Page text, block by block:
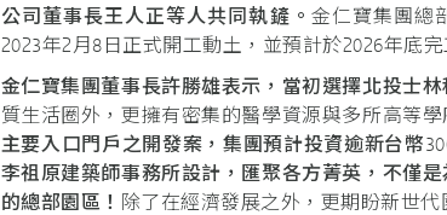
公司董事長王人正等人共同執鏟。 金仁寶集團總
2023年2月8日正式開工動土，並預計於2026年底完
金仁寶集團董事長許勝雄表示，當初選擇北投士
質生活圈外，更擁有密集的醫學資源與多所高等
主要入口門戶之開發案，集團預計投資逾新台幣
李祖原建築師事務所設計，匯聚各方菁英，不僅
的總部園區！ 除了在經濟發展之外，更期盼新世